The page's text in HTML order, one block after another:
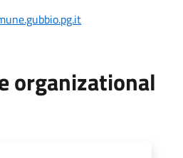
organizational